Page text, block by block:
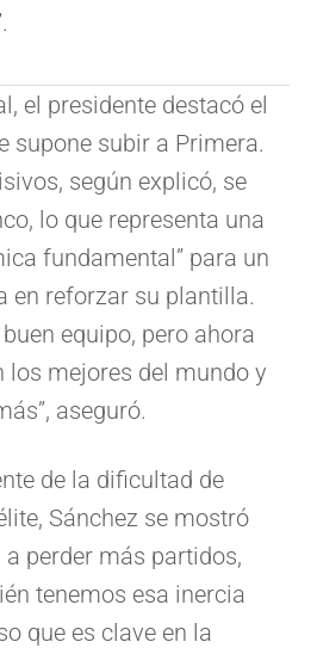
el presidente destacó el
supone subir a Primera.
según explicó, se
lo que representa una
fundamental” para un
en reforzar su plantilla.
equipo, pero ahora
los mejores del mundo y
aseguró.
de la dificultad de
Sánchez se mostró
perder más partidos,
tenemos esa inercia
que es clave en la